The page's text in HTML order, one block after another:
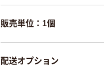
販売単位：1個
配送オプション